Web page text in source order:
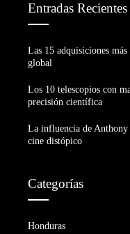
Entradas Recientes
Las 15 adquisiciones
global
Los 10 telescopios con
precisión científica
La influencia de Anthony
cine distópico
Categorías
Honduras